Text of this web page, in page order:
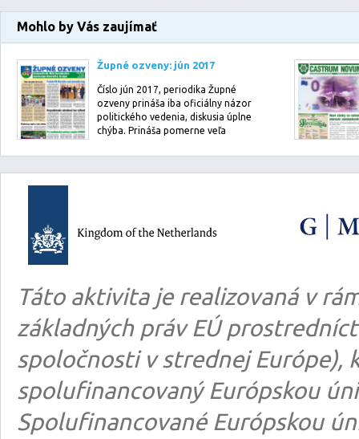
Mohlo by Vás zaujímať
Župné ozveny: jún 2017
Číslo jún 2017, periodika Župné
ozveny prináša iba oficiálny názor
politického vedenia, diskusia úplne
chýba. Prináša pomerne veľa
Táto aktivita je realizovaná v
základných práv EÚ
spoločnosti v strednej Európe),
spolufinancovaný Európskou
Spolufinancované Európskou